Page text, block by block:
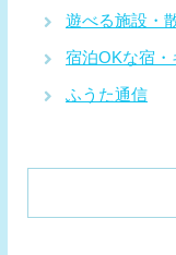
遊べる施設・
宿泊OKな宿・
ふうた通信